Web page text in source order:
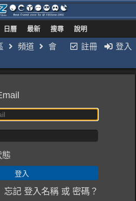
日曆 最新 搜尋 說明
註冊 登入
頻道
會
忘記 登入名稱 或 密碼？